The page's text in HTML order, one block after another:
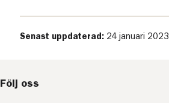
Senast uppdaterad: 24 januari 2023
Följ oss